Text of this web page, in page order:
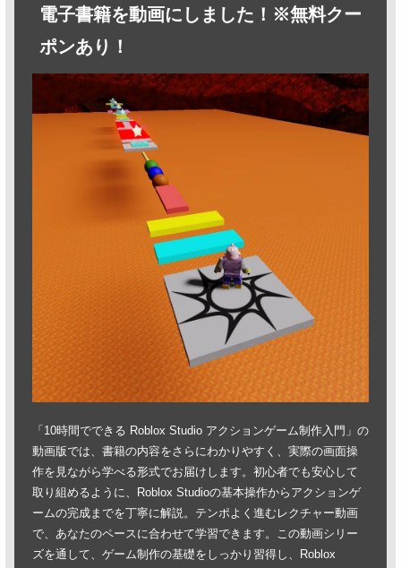
電子書籍を動画にしました！※無料クー
ポンあり！
「10時間でできる Roblox Studio アクションゲーム制作入門」の
動画版では、書籍の内容をさらにわかりやすく、実際の画面操
作を見ながら学べる形式でお届けします。初心者でも安心して
取り組めるように、Roblox Studioの基本操作からアクションゲ
ームの完成までを丁寧に解説。テンポよく進むレクチャー動画
で、あなたのペースに合わせて学習できます。この動画シリー
ズを通して、ゲーム制作の基礎をしっかり習得し、Roblox